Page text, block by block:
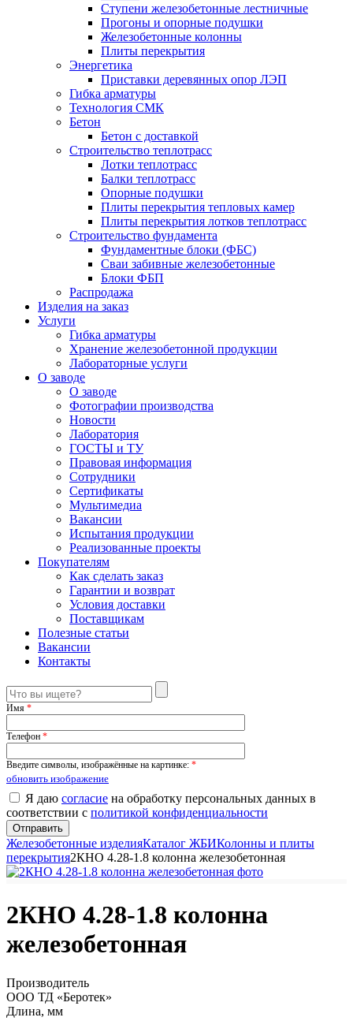
Ступени железобетонные лестничные
Прогоны и опорные подушки
Железобетонные колонны
Плиты перекрытия
Энергетика
Приставки деревянных опор ЛЭП
Гибка арматуры
Технология СМК
Бетон
Бетон с доставкой
Строительство теплотрасс
Лотки теплотрасс
Балки теплотрасс
Опорные подушки
Плиты перекрытия тепловых камер
Плиты перекрытия лотков теплотрасс
Строительство фундамента
Фундаментные блоки (ФБС)
Сваи забивные железобетонные
Блоки ФБП
Распродажа
Изделия на заказ
Услуги
Гибка арматуры
Хранение железобетонной продукции
Лабораторные услуги
О заводе
О заводе
Фотографии производства
Новости
Лаборатория
ГОСТЫ и ТУ
Правовая информация
Сотрудники
Сертификаты
Мультимедиа
Вакансии
Испытания продукции
Реализованные проекты
Покупателям
Как сделать заказ
Гарантии и возврат
Условия доставки
Поставщикам
Полезные статьи
Вакансии
Контакты
Имя *
Телефон *
Введите символы, изображённые на картинке: *
обновить изображение
Я даю согласие на обработку персональных данных в
соответствии с политикой конфиденциальности
Железобетонные изделияКаталог ЖБИКолонны и плиты
перекрытия2КНО 4.28-1.8 колонна железобетонная
2КНО 4.28-1.8 колонна
железобетонная
Производитель
ООО ТД «Беротек»
Длина, мм